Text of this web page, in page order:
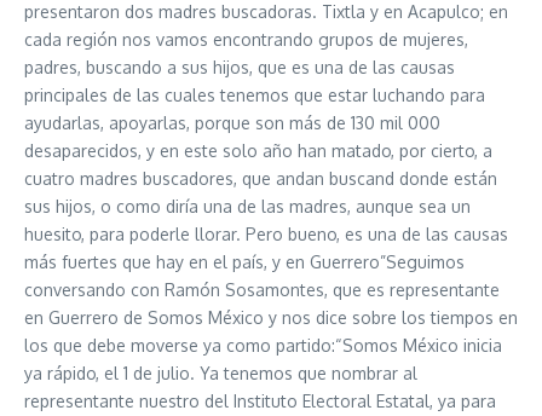
presentaron dos madres buscadoras. Tixtla y en Acapulco; en
cada región nos vamos encontrando grupos de mujeres,
padres, buscando a sus hijos, que es una de las causas
principales de las cuales tenemos que estar luchando para
ayudarlas, apoyarlas, porque son más de 130 mil 000
desaparecidos, y en este solo año han matado, por cierto, a
cuatro madres buscadores, que andan buscand donde están
sus hijos, o como diría una de las madres, aunque sea un
huesito, para poderle llorar. Pero bueno, es una de las causas
más fuertes que hay en el país, y en Guerrero”Seguimos
conversando con Ramón Sosamontes, que es representante
en Guerrero de Somos México y nos dice sobre los tiempos en
los que debe moverse ya como partido:“Somos México inicia
ya rápido, el 1 de julio. Ya tenemos que nombrar al
representante nuestro del Instituto Electoral Estatal, ya para